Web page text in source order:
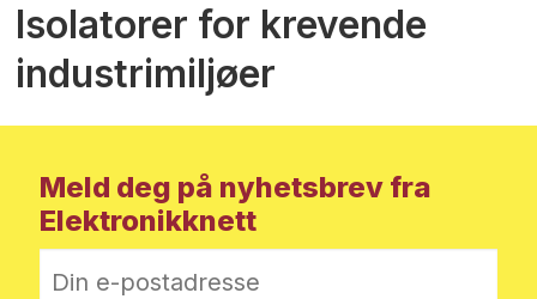
Isolatorer for krevende
industrimiljøer
Meld deg på nyhetsbrev fra
Elektronikknett